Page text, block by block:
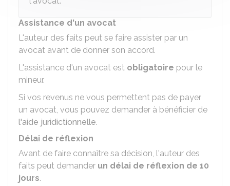
Assistance d'un avocat
L'auteur des faits peut se faire assister par un
avocat avant de donner son accord.
L'assistance d'un avocat est obligatoire pour le
mineur.
Si vos revenus ne vous permettent pas de payer
un avocat, vous pouvez demander à bénéficier de
l'aide juridictionnelle.
Délai de réflexion
Avant de faire connaître sa décision, l'auteur des
faits peut demander un délai de réflexion de 10
jours.